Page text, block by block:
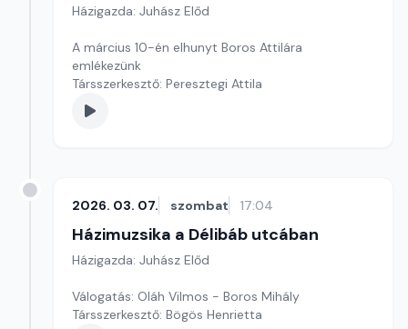
Házigazda: Juhász Előd
A március 10-én elhunyt Boros Attilára
emlékezünk
Társszerkesztő: Peresztegi Attila
2026. 03. 07. szombat 17:04
Házimuzsika a Délibáb utcában
Házigazda: Juhász Előd
Válogatás: Oláh Vilmos - Boros Mihály
Társszerkesztő: Bögös Henrietta